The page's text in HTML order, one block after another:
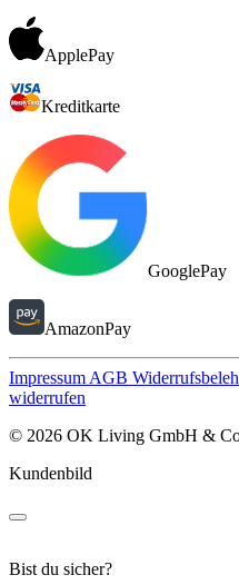
ApplePay
Kreditkarte
GooglePay
AmazonPay
ImpressumAGB
widerrufen
© 2026 OK Living GmbH &
Kundenbild
Bist du sicher?